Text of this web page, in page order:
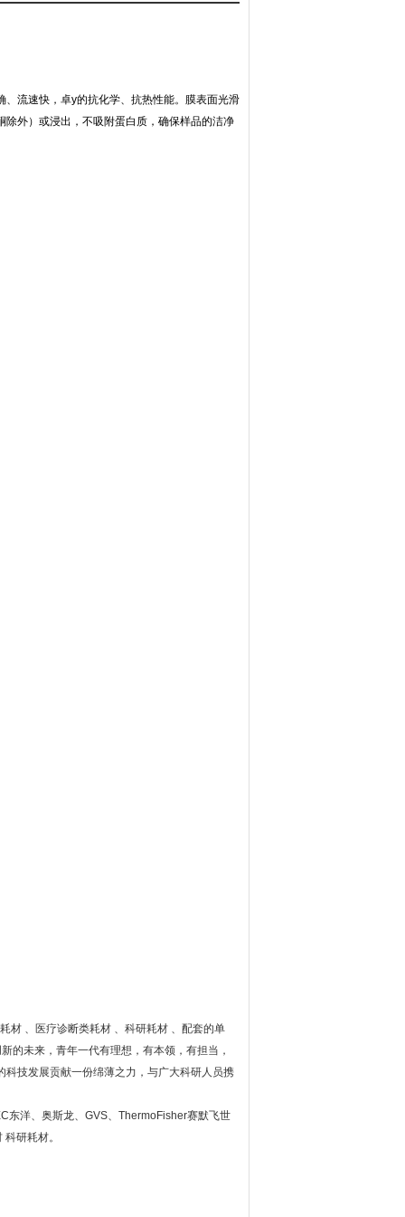
流速快，卓y的抗化学、抗热性能。膜表面光滑
外）或浸出，不吸附蛋白质，确保样品的洁净
材 、医疗诊断类耗材 、科研耗材 、配套的单
的未来，青年一代有理想，有本领，有担当，
技发展贡献一份绵薄之力，与广大科研人员携
东洋、奥斯龙、 GVS、 ThermoFisher赛默飞世
科研耗材。